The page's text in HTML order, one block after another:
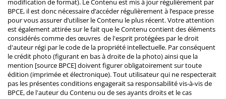
BPCE, il est donc nécessaire d’accéder régulièrement à l’espace presse
pour vous assurer d’utiliser le Contenu le plus récent. Votre attention
est également attirée sur le fait que le Contenu contient des éléments
considérés comme des œuvres de l'esprit protégées par le droit
d'auteur régi par le code de la propriété intellectuelle. Par conséquent
le crédit photo (figurant en bas à droite de la photo) ainsi que la
mention [source BPCE] doivent figurer obligatoirement sur toute
édition (imprimée et électronique). Tout utilisateur qui ne respecterait
pas les présentes conditions engagerait sa responsabilité vis-à-vis de
BPCE, de l'auteur du Contenu ou de ses ayants droits et le cas